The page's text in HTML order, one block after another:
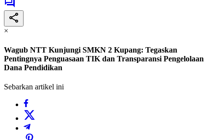
×
Wagub NTT Kunjungi SMKN 2 Kupang: Tegaskan
Pentingnya Penguasaan TIK dan Transparansi Pengelolaan
Dana Pendidikan
Sebarkan artikel ini